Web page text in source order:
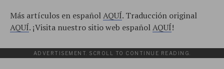
Más artículos en españolAQUÍ. Traducción original
AQUÍ. ¡Visita nuestro sitio web españolAQUÍ!
ADVERTISEMENT. SCROLL TO CONTINUE READING.